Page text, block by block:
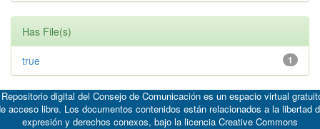
Has File(s)
1
true
digital del Consejo de Comunicación es un espacio virtual
acceso libre. Los documentos contenidos están relacionados a la libertad
expresión y derechos conexos, bajo la licencia Creative Commons